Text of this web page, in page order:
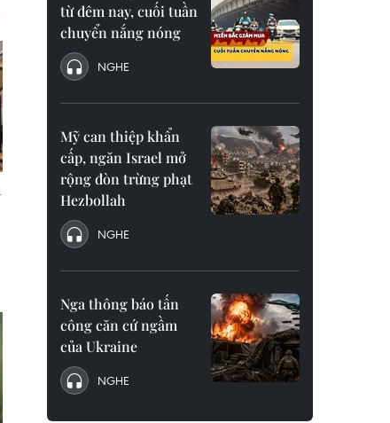
từ đêm nay, cuối tuần
chuyển nắng nóng
NGHE
Mỹ can thiệp khẩn
cấp, ngăn Israel mở
rộng đòn trừng phạt
Hezbollah
NGHE
Nga thông báo tấn
công căn cứ ngầm
của Ukraine
NGHE